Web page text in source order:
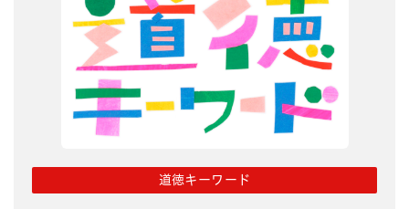
道徳キーワード